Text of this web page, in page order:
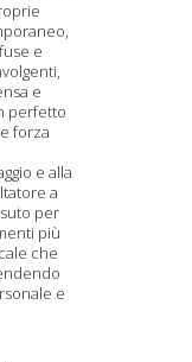
e
e
perfetto
forza
e alla
a
per
più
che
e